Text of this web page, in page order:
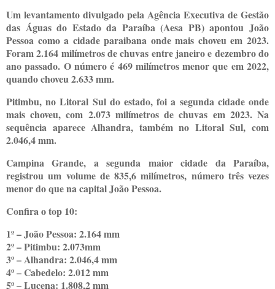
Um levantamento divulgado pela Agência Executiva de Gestão
das Águas do Estado da Paraíba (Aesa PB) apontou João
Pessoa como a cidade paraibana onde mais choveu em 2023.
Foram 2.164 milímetros de chuvas entre janeiro e dezembro do
ano passado. O número é 469 milímetros menor que em 2022,
quando choveu 2.633 mm.
Pitimbu, no Litoral Sul do estado, foi a segunda cidade onde
mais choveu, com 2.073 milímetros de chuvas em 2023. Na
sequência aparece Alhandra, também no Litoral Sul, com
2.046,4 mm.
Campina Grande, a segunda maior cidade da Paraíba,
registrou um volume de 835,6 milímetros, número três vezes
menor do que na capital João Pessoa.
Confira o top 10:
1º – João Pessoa: 2.164 mm
2º – Pitimbu: 2.073mm
3º – Alhandra: 2.046,4 mm
4º – Cabedelo: 2.012 mm
5º – Lucena: 1.808,2 mm